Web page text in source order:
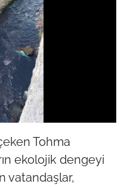
Tohma
ekolojik dengeyi
vatandaşlar,